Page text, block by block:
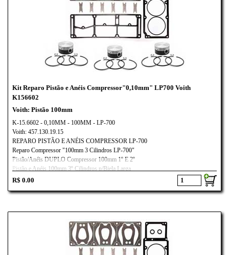
Kit Reparo Pistão e Anéis Compressor"0,10mm" LP700 Voith
K156602
Voith: Pistão 100mm
K-15.6602 - 0,10MM - 100MM - LP-700
Voith: 457.130.19.15
REPARO PISTÃO E ANÉIS COMPRESSOR LP-700
Reparo Compressor "100mm 3 Cilindros LP-700"
Pistão/Anéis DUPLO Compressor 100mm 1º E 2º
Pistão e Anéis 100mm 3º Cilindros p/Biela Larga
Aplicação:
Voith LP-700
R$ 0.00